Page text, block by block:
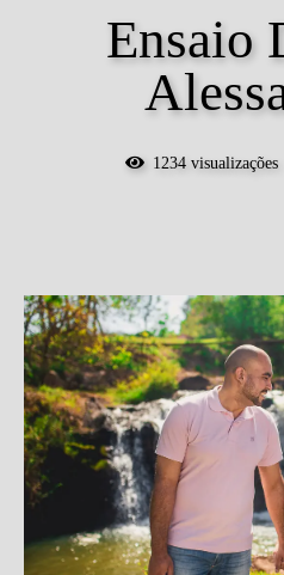
Ensaio
1234 visualizações